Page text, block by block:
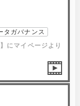
タガバナンス
にマイページより